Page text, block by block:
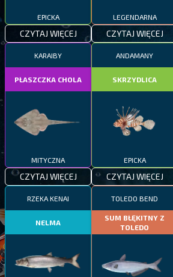
EPICKA
CZYTAJ WIĘCEJ
LEGENDARNA
CZYTAJ WIĘCEJ
KARAIBY
PŁASZCZKA CHOLA
MITYCZNA
CZYTAJ WIĘCEJ
ANDAMANY
SKRZYDLICA
EPICKA
CZYTAJ WIĘCEJ
RZEKA KENAI
NELMA
TOLEDO BEND
SUM BŁĘKITNY Z
TOLEDO